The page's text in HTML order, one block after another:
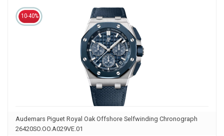
10-40%
Audemars Piguet Royal Oak Offshore Selfwinding Chronograph
26420SO.OO.A029VE.01